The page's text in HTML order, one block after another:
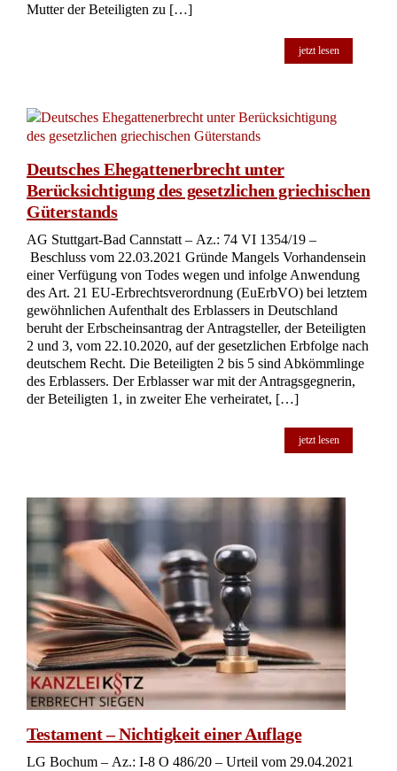
Mutter der Beteiligten zu […]
jetzt lesen
Deutsches Ehegattenerbrecht unter
Berücksichtigung des gesetzlichen griechischen
Güterstands
AG Stuttgart-Bad Cannstatt – Az.: 74 VI 1354/19 –
Beschluss vom 22.03.2021 Gründe Mangels Vorhandensein
einer Verfügung von Todes wegen und infolge Anwendung
des Art. 21 EU-Erbrechtsverordnung (EuErbVO) bei letztem
gewöhnlichen Aufenthalt des Erblassers in Deutschland
beruht der Erbscheinsantrag der Antragsteller, der Beteiligten
2 und 3, vom 22.10.2020, auf der gesetzlichen Erbfolge nach
deutschem Recht. Die Beteiligten 2 bis 5 sind Abkömmlinge
des Erblassers. Der Erblasser war mit der Antragsgegnerin,
der Beteiligten 1, in zweiter Ehe verheiratet, […]
jetzt lesen
Testament – Nichtigkeit einer Auflage
LG Bochum – Az.: I-8 O 486/20 – Urteil vom 29.04.2021